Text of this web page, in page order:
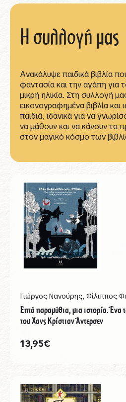
Η συλλογή μας
Ανακάλυψε παιδικά βιβλία
φαντασία και την αγάπη για
μικρή ηλικία. Στη συλλογή
εικονογραφημένα βιβλία και
παιδιά, ιδανικά για να
να μάθουν και να κάνουν τα
στον μαγικό κόσμο των
Γιώργος Νανούρης, Φίλιππος
Επτά παραμύθια, μια ιστορία. Ένα
του Χανς Κρίστιαν Άντερσεν
13,95€